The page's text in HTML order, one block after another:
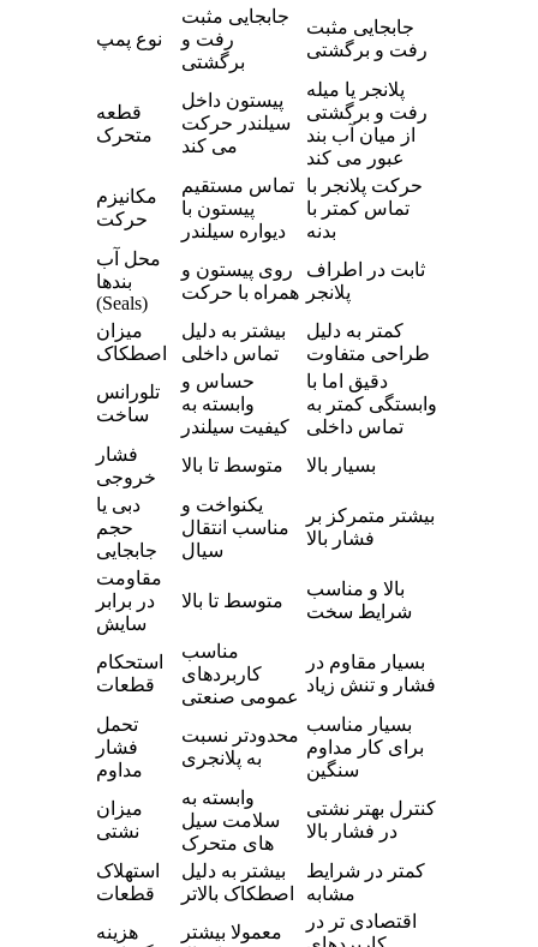
نوع پمپ
جابجایی مثبت
رفت و
برگشتی
جابجایی مثبت
رفت و برگشتی
قطعه
متحرک
پیستون داخل
سیلندر حرکت
می کند
پلانجر یا میله
رفت و برگشتی
از میان آب بند
عبور می کند
مکانیزم
حرکت
تماس مستقیم
پیستون با
دیواره سیلندر
حرکت پلانجر با
تماس کمتر با
بدنه
محل آب
بندها
(Seals)
روی پیستون و
همراه با حرکت
ثابت در اطراف
پلانجر
میزان
اصطکاک
بیشتر به دلیل
تماس داخلی
کمتر به دلیل
طراحی متفاوت
تلورانس
ساخت
حساس و
وابسته به
کیفیت سیلندر
دقیق اما با
وابستگی کمتر به
تماس داخلی
فشار
خروجی
متوسط تا بالا
بسیار بالا
دبی یا
حجم
جابجایی
یکنواخت و
مناسب انتقال
سیال
بیشتر متمرکز بر
فشار بالا
مقاومت
در برابر
سایش
متوسط تا بالا
بالا و مناسب
شرایط سخت
استحکام
قطعات
مناسب
کاربردهای
عمومی صنعتی
بسیار مقاوم در
فشار و تنش زیاد
تحمل
فشار
مداوم
محدودتر نسبت
به پلانجری
بسیار مناسب
برای کار مداوم
سنگین
میزان
نشتی
وابسته به
سلامت سیل
های متحرک
کنترل بهتر نشتی
در فشار بالا
استهلاک
قطعات
بیشتر به دلیل
اصطکاک بالاتر
کمتر در شرایط
مشابه
هزینه
معمولا بیشتر
اقتصادی تر در